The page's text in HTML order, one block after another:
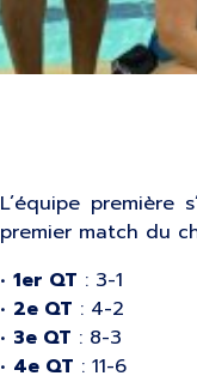
L’équipe
premier match du
• 1er QT : 3-1
• 2e QT : 4-2
• 3e QT : 8-3
• 4e QT : 11-6